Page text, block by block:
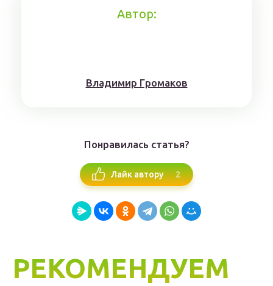
Автор:
Влaдимиp Гpoмaкoв
Понравилась статья?
Лайк автору 2
РЕКОМЕНДУЕМ